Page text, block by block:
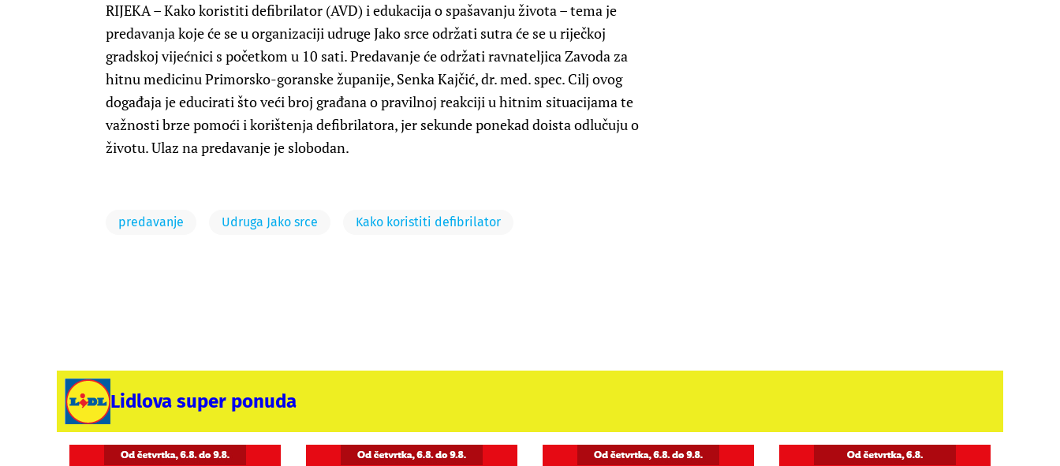
RIJEKA – Kako koristiti defibrilator (AVD) i edukacija o spašavanju života – tema je
predavanja koje će se u organizaciji udruge Jako srce održati sutra će se u riječkoj
gradskoj vijećnici s početkom u 10 sati. Predavanje će održati ravnateljica Zavoda za
hitnu medicinu Primorsko-goranske županije, Senka Kajčić, dr. med. spec. Cilj ovog
događaja je educirati što veći broj građana o pravilnoj reakciji u hitnim situacijama te
važnosti brze pomoći i korištenja defibrilatora, jer sekunde ponekad doista odlučuju o
životu. Ulaz na predavanje je slobodan.
predavanje Udruga Jako srce Kako koristiti defibrilator
Lidlova super ponuda